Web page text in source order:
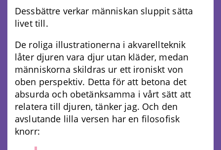
Dessbättre verkar människan sluppit sätta
livet till.
De roliga illustrationerna i akvarellteknik
låter djuren vara djur utan kläder, medan
människorna skildras ur ett ironiskt von
oben perspektiv. Detta för att betona det
absurda och obetänksamma i vårt sätt att
relatera till djuren, tänker jag. Och den
avslutande lilla versen har en filosofisk
knorr: